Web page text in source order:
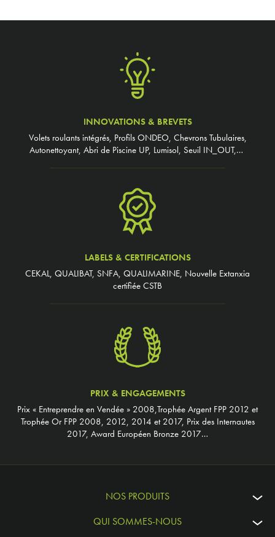
INNOVATIONS & BREVETS
Volets roulants intégrés, Profils ONDEO, Chevrons Tubulaires,
Autonettoyant, Abri de Piscine UP, Lumisol, Seuil IN_OUT,…
LABELS & CERTIFICATIONS
CEKAL, QUALIBAT, SNFA, QUALIMARINE, Nouvelle Extanxia
certifiée CSTB
PRIX & ENGAGEMENTS
Prix « Entreprendre en Vendée » 2008,Trophée Argent FPP 2012 et
Trophée Or FPP 2008, 2012, 2014 et 2017, Prix des Internautes
2017, Award Européen Bronze 2017…
NOS PRODUITS
QUI SOMMES-NOUS